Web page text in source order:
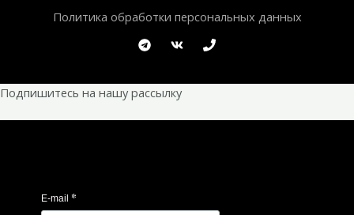
Политика обработки персональных данных
Подпишитесь на нашу рассылку
E-mail *